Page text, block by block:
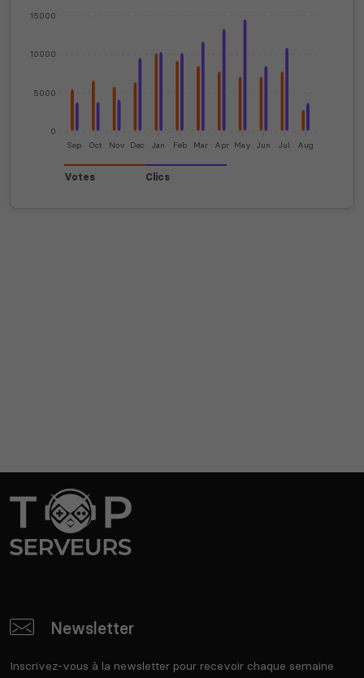
0
5000
10000
15000
Sep Oct Nov Dec Jan Feb Mar Apr May Jun Jul Aug
Votes Clics
Newsletter
Inscrivez-vous à la newsletter pour recevoir chaque semaine